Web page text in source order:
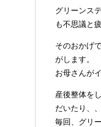
グリーンス
も不思議と
そのおかげ
がします。
お母さんが
産後整体を
だいたり、
毎回、グリ